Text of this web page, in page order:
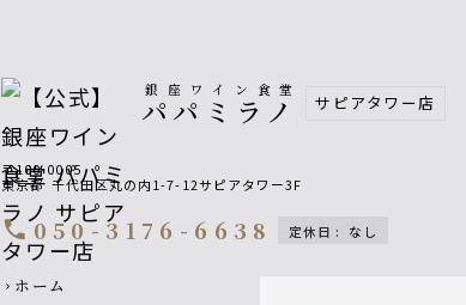
銀座ワイン食堂
パパミラノ サピアタワー店
〒100-0005
東京都 千代田区丸の内1-7-12サピアタワー3F
call050-3176-6638 定休日 : なし
Footer navigation
chevron_right ホーム